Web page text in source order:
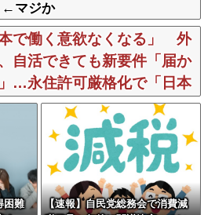
←マジか
本で働く意欲なくなる」 外
自活できても新要件「届か
…永住許可厳格化で「日本
か
困難
【速報】自民党総務会で消費減